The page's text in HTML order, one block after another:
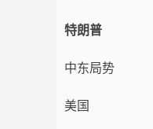
特朗普
中东局势
美国